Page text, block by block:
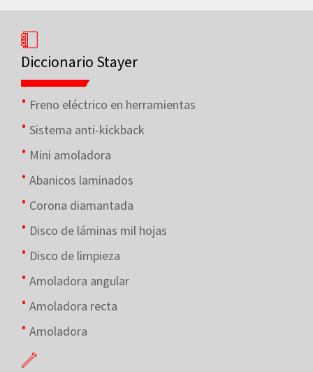
Diccionario Stayer
Freno eléctrico en herramientas
Sistema anti-kickback
Mini amoladora
Abanicos laminados
Corona diamantada
Disco de láminas mil hojas
Disco de limpieza
Amoladora angular
Amoladora recta
Amoladora